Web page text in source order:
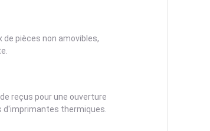
pièces non amovibles,
reçus pour une ouverture
thermiques.